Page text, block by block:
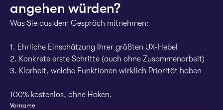
angehen würden?
Was Sie aus dem Gespräch mitnehmen:
1. Ehrliche Einschätzung Ihrer größten UX-Hebel
2. Konkrete erste Schritte (auch ohne Zusammenarbeit)
3. Klarheit, welche Funktionen wirklich Priorität haben
100% kostenlos, ohne Haken.
Vorname